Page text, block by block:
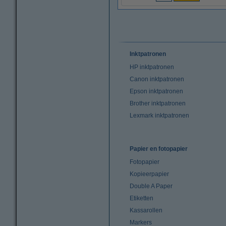
Inktpatronen
HP inktpatronen
Canon inktpatronen
Epson inktpatronen
Brother inktpatronen
Lexmark inktpatronen
Papier en fotopapier
Fotopapier
Kopieerpapier
Double A Paper
Etiketten
Kassarollen
Markers